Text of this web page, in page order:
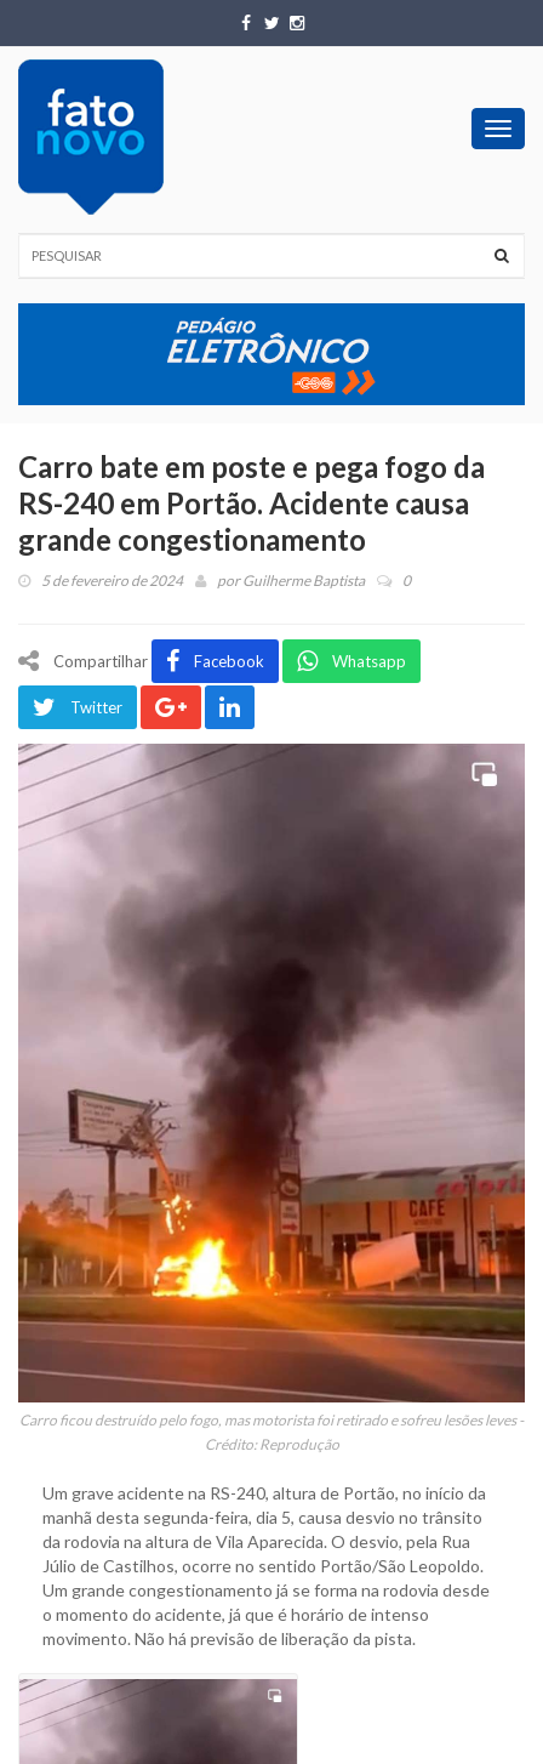
Carro bate em poste e pega fogo da
RS-240 em Portão. Acidente causa
grande congestionamento
5 de fevereiro de 2024 porGuilherme Baptista 0
Compartilhar Facebook Whatsapp
Twitter
Carro ficou destruído pelo fogo, mas motorista foi retirado e sofreu lesões leves -
Crédito: Reprodução
Um grave acidente na RS-240, altura de Portão, no início da
manhã desta segunda-feira, dia 5, causa desvio no trânsito
da rodovia na altura de Vila Aparecida. O desvio, pela Rua
Júlio de Castilhos, ocorre no sentido Portão/São Leopoldo.
Um grande congestionamento já se forma na rodovia desde
o momento do acidente, já que é horário de intenso
movimento. Não há previsão de liberação da pista.